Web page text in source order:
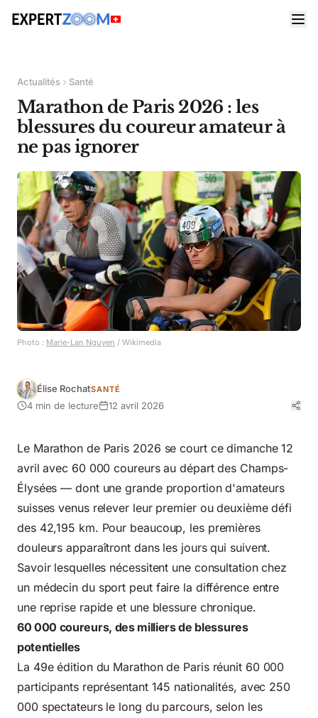
Actualités Santé
Marathon de Paris 2026 : les
blessures du coureur amateur à
ne pas ignorer
Photo : Marie-Lan Nguyen / Wikimedia
Élise RochatSANTÉ
4 min de lecture 12 avril 2026
Le Marathon de Paris 2026 se court ce dimanche 12
avril avec 60 000 coureurs au départ des Champs-
Élysées — dont une grande proportion d'amateurs
suisses venus relever leur premier ou deuxième défi
des 42,195 km. Pour beaucoup, les premières
douleurs apparaîtront dans les jours qui suivent.
Savoir lesquelles nécessitent une consultation chez
un médecin du sport peut faire la différence entre
une reprise rapide et une blessure chronique.
60 000 coureurs, des milliers de blessures
potentielles
La 49e édition du Marathon de Paris réunit 60 000
participants représentant 145 nationalités, avec 250
000 spectateurs le long du parcours, selon les